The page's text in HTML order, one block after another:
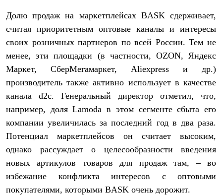
С синтетическим утеплителем
Аксессуары для спальников
Сумки и баулы
Баулы
Кошельки
Сумки
Гермомешки
Полезные аксессуары
Книги
Коврики
Обувь
Сапоги
Ботинки
Ботинки
Кроссовки
Сапоги
Долю продаж на маркетплейсах BASK сдерживает,
считая приоритетным оптовые каналы и интересы
своих розничных партнеров по всей России. Тем не
менее, эти площадки (в частности, OZON, Яндекс
Маркет, СберМегамаркет, Aliexpress и др.)
производитель также активно использует в качестве
канала d2c. Генеральный директор отметил, что,
например, доля Lamoda в этом сегменте сбыта его
компании увеличилась за последний год в два раза.
Потенциал маркетплейсов он считает высоким,
однако рассуждает о целесообразности введения
новых артикулов товаров для продаж там, – во
избежание конфликта интересов с оптовыми
покупателями, которыми BASK очень дорожит.